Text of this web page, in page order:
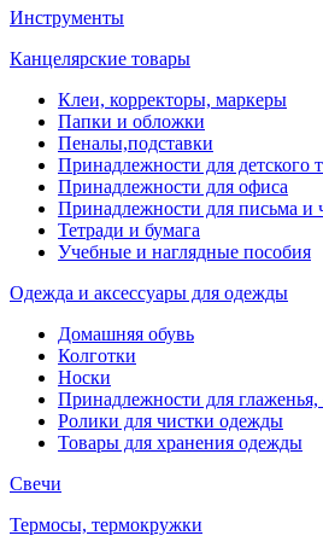
Инструменты
Канцелярские товары
Клеи, корректоры, маркеры
Папки и обложки
Пеналы,подставки
Принадлежности для детского
Принадлежности для офиса
Принадлежности для письма и
Тетради и бумага
Учебные и наглядные пособия
Одежда и аксессуары для одежды
Домашняя обувь
Колготки
Носки
Принадлежности для
Ролики для чистки одежды
Товары для хранения одежды
Свечи
Термосы, термокружки